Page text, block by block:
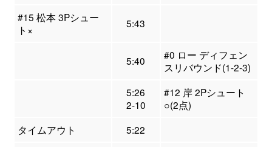
#15 松本 3Pシュー
ト×
5:43
5:40
#0 ロー ディフェン
スリバウンド(1-2-3)
5:26
2-10
#12 岸 2Pシュート
○(2点)
タイムアウト
5:22